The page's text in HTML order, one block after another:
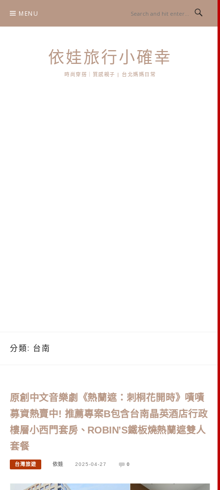
content
MENU
依娃旅行小確幸
時尚穿搭｜質感親子 | 台北媽媽日常
分類: 台南
原創中文音樂劇《熱蘭遮：刺桐花開時》嘖嘖
募資熱賣中! 推薦專案B包含台南晶英酒店行政
樓層小西門套房、ROBIN’S鐵板燒熱蘭遮雙人
套餐
台灣旅遊 依娃 2025-04-27 0